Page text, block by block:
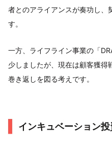
者とのアライアンスが奏功し、
す。
一方、ライフライン事業の「
少しましたが、現在は顧客獲得
巻き返しを図る考えです。
インキュベーション